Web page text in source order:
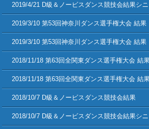
2019/4/21 D級＆ノービスダンス競技会結果シ
2019/3/10 第53回神奈川ダンス選手権大会 結果
2019/3/10 第53回神奈川ダンス選手権大会 結果
2018/11/18 第63回全関東ダンス選手権大会 結
2018/11/18 第63回全関東ダンス選手権大会 結
2018/10/7 D級＆ノービスダンス競技会結果
2018/10/7 D級＆ノービスダンス競技会結果シ